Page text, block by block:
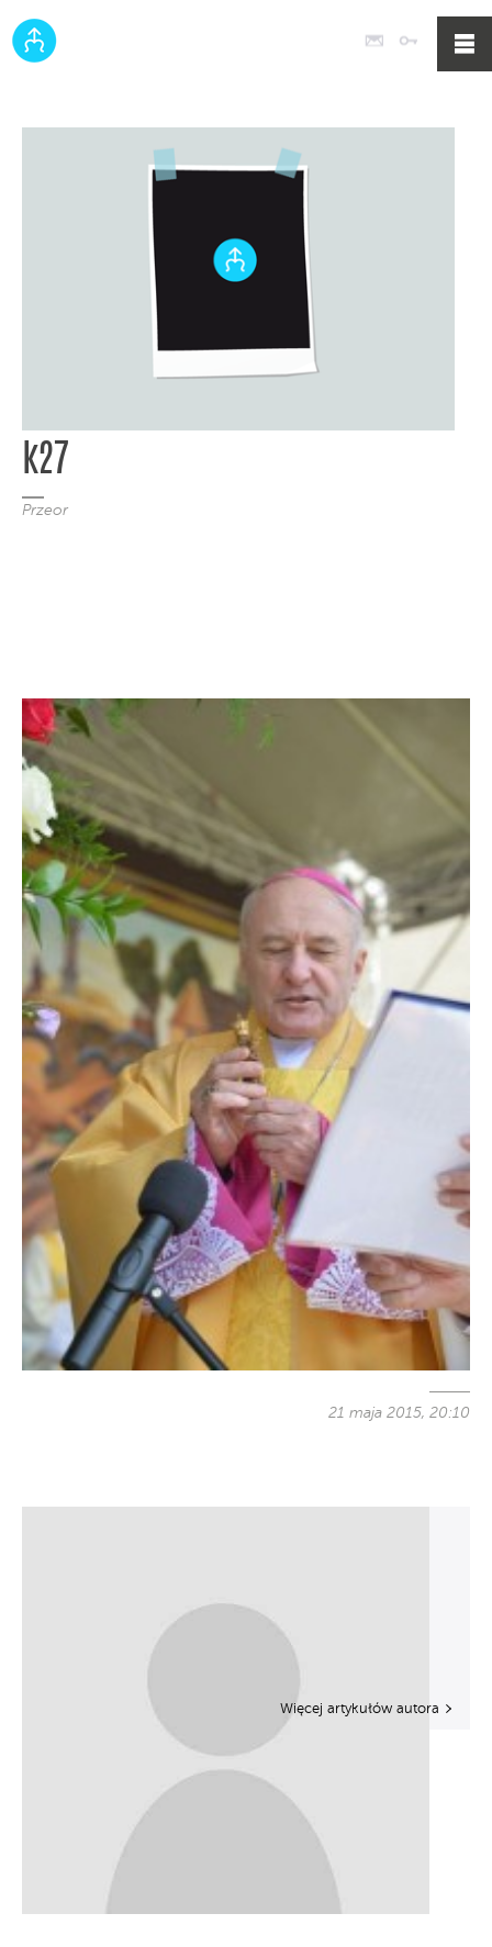
Poczta
k27
Przeor
21 maja 2015, 20:10
Więcej artykułów autora